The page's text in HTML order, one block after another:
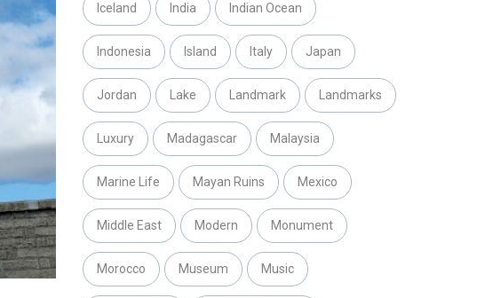
Iceland India Indian Ocean
Indonesia Island Italy Japan
Jordan Lake Landmark Landmarks
Luxury Madagascar Malaysia
Marine Life Mayan Ruins Mexico
Middle East Modern Monument
Morocco Museum Music